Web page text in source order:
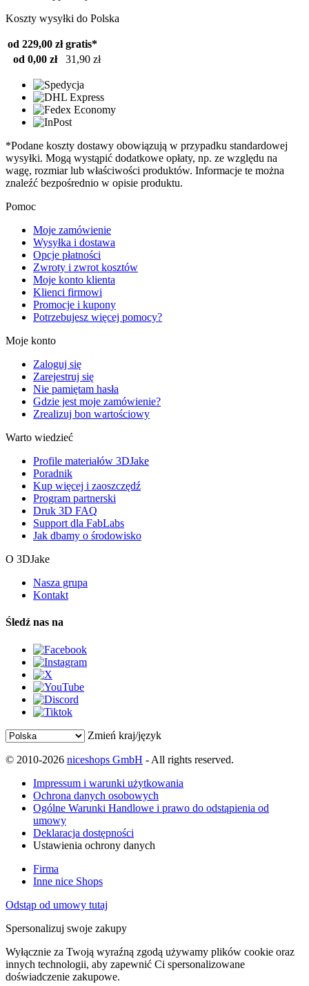
Koszty wysyłki do Polska
od 229,00 zł gratis*
od 0,00 zł
31,90 zł
*Podane koszty dostawy obowiązują w przypadku standardowej
wysyłki. Mogą wystąpić dodatkowe opłaty, np. ze względu na
wagę, rozmiar lub właściwości produktów. Informacje te można
znaleźć bezpośrednio w opisie produktu.
Pomoc
Moje zamówienie
Wysyłka i dostawa
Opcje płatności
Zwroty i zwrot kosztów
Moje konto klienta
Klienci firmowi
Promocje i kupony
Potrzebujesz więcej pomocy?
Moje konto
Zaloguj się
Zarejestruj się
Nie pamiętam hasła
Gdzie jest moje zamówienie?
Zrealizuj bon wartościowy
Warto wiedzieć
Profile materiałów 3DJake
Poradnik
Kup więcej i zaoszczędź
Program partnerski
Druk 3D FAQ
Support dla FabLabs
Jak dbamy o środowisko
O 3DJake
Nasza grupa
Kontakt
Śledź nas na
Zmień kraj/język
© 2010-2026 niceshops GmbH - All rights reserved.
Impressum i warunki użytkowania
Ochrona danych osobowych
Ogólne Warunki Handlowe i prawo do odstąpienia od
umowy
Deklaracja dostępności
Ustawienia ochrony danych
Firma
Inne nice Shops
Odstąp od umowy tutaj
Spersonalizuj swoje zakupy
Wyłącznie za Twoją wyraźną zgodą używamy plików cookie oraz
innych technologii, aby zapewnić Ci spersonalizowane
doświadczenie zakupowe.